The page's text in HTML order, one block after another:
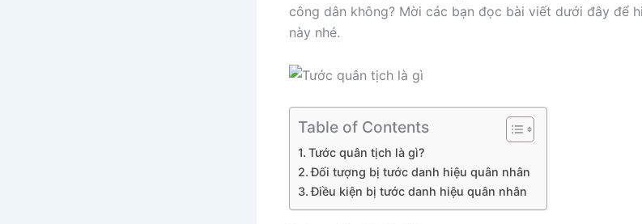
công dân không? Mời các bạn đọc bài viết dưới đây để
này nhé.
Table of Contents
Tước quân tịch là gì?
Đối tượng bị tước danh hiệu quân nhân
Điều kiện bị tước danh hiệu quân nhân